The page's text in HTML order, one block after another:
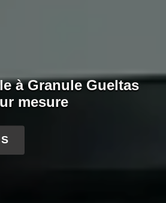
à Granule Gueltas
mesure